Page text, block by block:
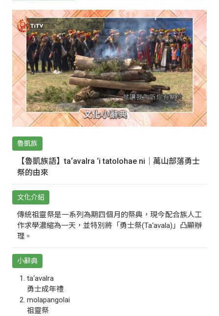
魯凱族
【魯凱族語】ta‘avalra ‘i tatolohae ni｜萬山部落勇士
祭的由來
文化介紹
傳統祖靈祭是一系列為期四個月的祭典，現今配合族人工
作求學濃縮為一天，並特別將「勇士祭(Ta‘avala)」凸顯辦
理。
小辭典
ta‘avalra
勇士成年禮
molapangolai
祖靈祭